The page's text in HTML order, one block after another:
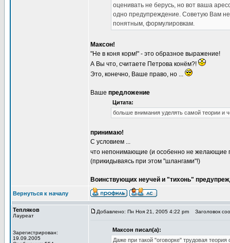
оценивать не берусь, но вот ваша
одно предупреждение. Советую Вам
понятным, формулировкам.
Максон!
"Не в коня корм!" - это образное выражение!
А Вы что, считаете Петрова конём?!
Это, конечно, Ваше право, но ...
Ваше предложение
Цитата:
больше внимания уделять самой теории и
принимаю!
С условием ...
что непонимающие (и особенно не желающие
(прикидываясь при этом "шлангами"!)
Воинствующих неучей и "тихонь"
Вернуться к началу
Тепляков
Лауреат
Зарегистрирован:
19.09.2005
Добавлено: Пн Ноя 21, 2005 4:22 pm Заголовок
Максон писал(а):
Даже при такой "оговорке" трудовая